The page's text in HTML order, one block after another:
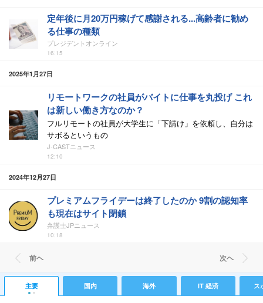
定年後に月20万円稼げて感謝される...高齢者に勧め
る仕事の種類
プレジデントオンライン
16:15
2025年1月27日
リモートワークの社員がバイトに仕事を丸投げ これ
は新しい働き方なのか？
フルリモートの社員が大学生に「下請け」を依頼し、自分は
サボるというもの
J-CASTニュース
12:10
2024年12月27日
プレミアムフライデーは終了したのか 9割の認知率
も現在はサイト閉鎖
弁護士JPニュース
10:18
前ヘ 次ヘ
主要 国内 海外 IT 経済 ス